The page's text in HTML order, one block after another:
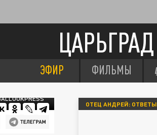
ЦАРЬГРАД
ЭФИР ФИЛЬМЫ
ОТЕЦ АНДРЕЙ: ОТВЕТЫ